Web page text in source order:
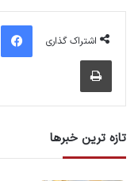
اشتراک گذاری
تازه ترین خبرها